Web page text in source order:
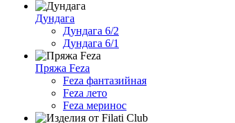
Дундага
Дундага 6/2
Дундага 6/1
Пряжа Feza
Feza фантазийная
Feza лето
Feza меринос